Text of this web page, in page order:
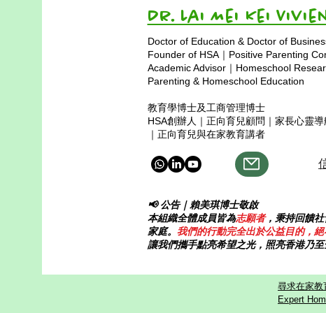
that dream charts a unique
course—one that breaks free from
classroom walls and rigid
standards, and instead follows t
Dr. Lai Mei Kei
Doctor of Education & Doctor of
Founder of HSA｜Positive Parenting
Academic Advisor｜Homeschool
Parenting & Homeschool Education
教育學博士及工商管理博士
HSA創辦人｜正向育兒顧問｜家長心靈
｜正向育兒與在家教育講者
📢 公告｜賴美琪博士敬啟
本組織全體成員皆為志願者，秉持回饋
家庭。 我們的行動完全出於公益目的，絕
讓我們攜手點亮希望之光，照亮香港乃至
尋求在家教
Expert